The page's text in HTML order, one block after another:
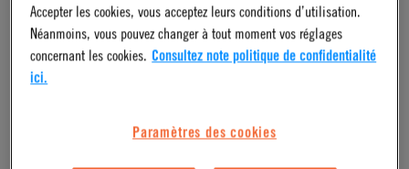
Natural
Pressure Range
Vacuum to 100psi, 6.9 bar per line
Accepter les cookies, vous acceptez leurs conditions d’utilisation.
Néanmoins, vous pouvez changer à tout moment vos réglages
concernant les cookies. Consultez note politique de confidentialité
ici.
Paramètres des cookies